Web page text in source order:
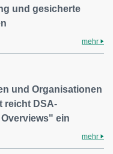
und gesicherte
mehr
und Organisationen
reicht DSA-
ein
mehr